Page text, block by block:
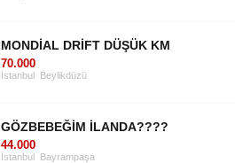
MONDİAL DRİFT DÜŞÜK KM
70.000
İstanbul Beylikdüzü
GÖZBEBEĞİM İLANDA????
44.000
İstanbul Bayrampaşa